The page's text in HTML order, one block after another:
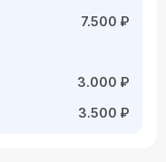
7.500 ₽
3.000 ₽
3.500 ₽